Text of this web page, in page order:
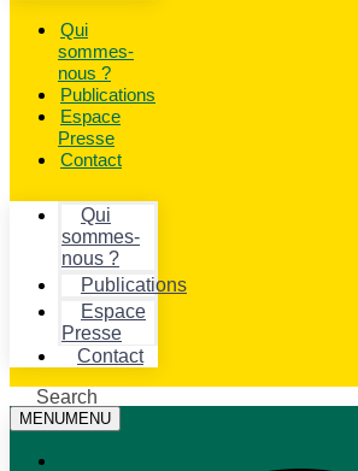
Qui
sommes-
nous ?
Publications
Espace
Presse
Contact
Qui
sommes-
nous ?
Publications
Espace
Presse
Contact
Search
MENUMENU